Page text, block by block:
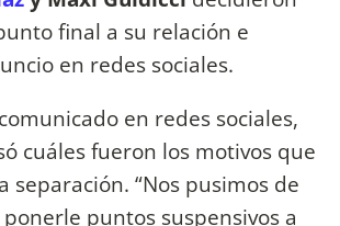
final a su relación e
en redes sociales.
en redes sociales,
cuáles fueron los motivos que
separación. “Nos pusimos de
puntos suspensivos a